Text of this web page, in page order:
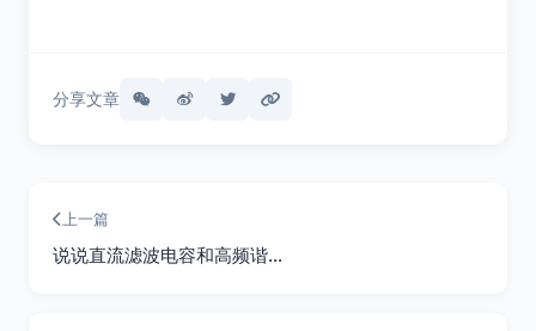
分享文章
上一篇
说说直流滤波电容和高频谐…